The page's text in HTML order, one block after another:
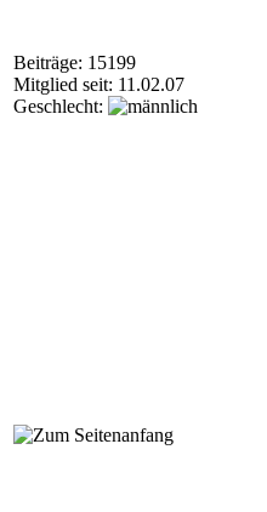
Beiträge: 15199
Mitglied seit: 11.02.07
Geschlecht: